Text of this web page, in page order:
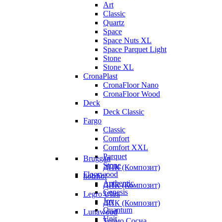
Art
Classic
Quartz
Space
Space Nuts XL
Space Parquet Light
Stone
Stone XL
CronaPlast
CronaFloor Nano
CronaFloor Wood
Deck
Deck Classic
Fargo
Classic
Comfort
Comfort XXL
Parquet
Stone
Floorwood
Authentic
Genesis
Joy
Quantum
Unit
Bruggan
ДПК (Композит)
holzhof
ДПК (Композит)
Legro Ultra
ДПК (Композит)
Lunawood